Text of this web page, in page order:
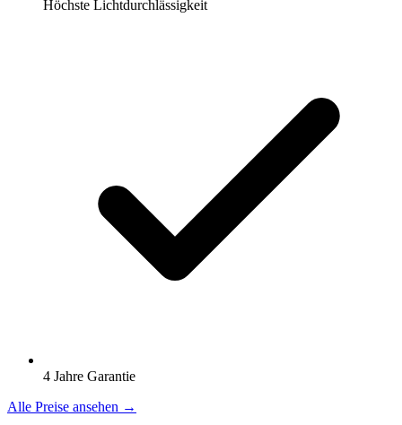
Höchste Lichtdurchlässigkeit
4 Jahre Garantie
Alle Preise ansehen →